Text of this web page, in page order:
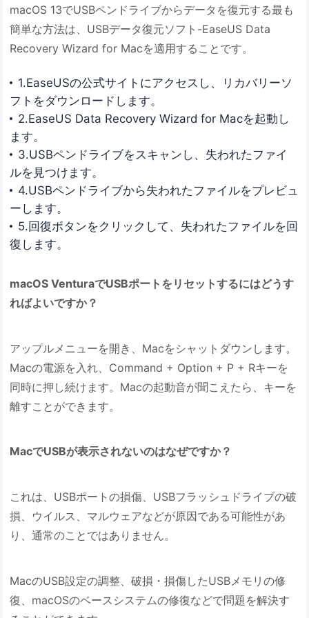
macOS 13でUSBペンドライブからデータを復元する最も
簡単な方法は、USBデータ復元ソフト-EaseUS Data
Recovery Wizard for Macを適用することです。
1.EaseUSの公式サイトにアクセスし、リカバリーソ
フトをダウンロードします。
2.EaseUS Data Recovery Wizard for Macを起動し
ます。
3.USBペンドライブをスキャンし、失われたファイ
ルを見つけます。
4.USBペンドライブから失われたファイルをプレビュ
ーします。
5.回復ボタンをクリックして、失われたファイルを回
復します。
macOS VenturaでUSBポートをリセットするにはどうす
ればよいですか？
アップルメニューを開き、Macをシャットダウンします。
Macの電源を入れ、Command + Option + P + Rキーを
同時に押し続けます。Macの起動音が聞こえたら、キーを
離すことができます。
MacでUSBが表示されないのはなぜですか？
これは、USBポートの損傷、USBフラッシュドライブの破
損、ウイルス、マルウェアなどが原因である可能性があ
り、通常のことではありません。
MacのUSB設定の調整、破損・損傷したUSBメモリの修
復、macOSのベースシステムの修復などで問題を解決す